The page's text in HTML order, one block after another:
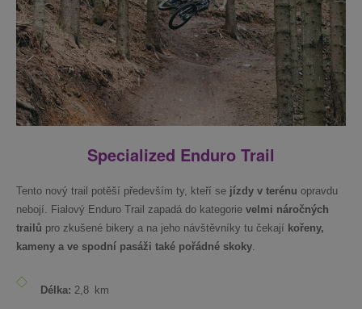
Specialized Enduro Trail
Tento nový trail potěší především ty, kteří se jízdy v terénu opravdu
nebojí. Fialový Enduro Trail zapadá do kategorie velmi náročných
trailů pro zkušené bikery a na jeho návštěvníky tu čekají kořeny,
kameny a ve spodní pasáži také pořádné skoky
Délka: 2,8 km